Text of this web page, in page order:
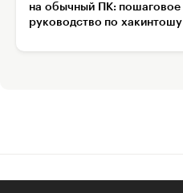
на обычный ПК: пошаговое
руководство по хакинтошу